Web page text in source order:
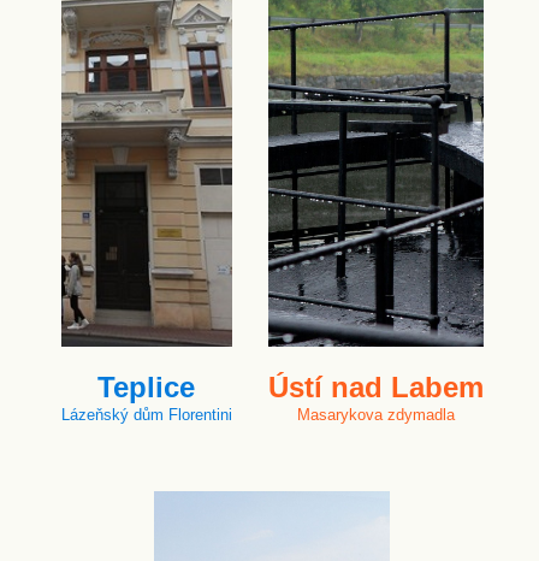
Teplice
Lázeňský dům Florentini
Ústí nad Labem
Masarykova zdymadla